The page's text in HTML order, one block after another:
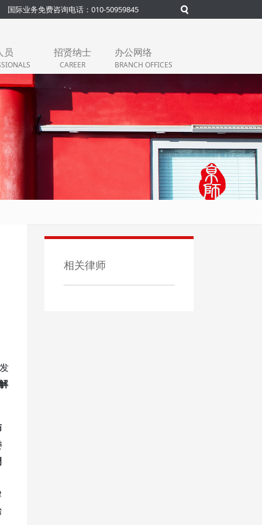
国际业务免费咨询电话：010-50959845
员 招贤纳士
CAREER
办公网络
BRANCH OFFICES
相关律师